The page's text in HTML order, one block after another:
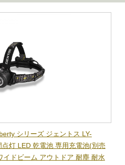
シリーズ ジェントス LY-
灯 LED 乾電池 専用充電池(別売
イドビーム アウトドア 耐塵 耐水